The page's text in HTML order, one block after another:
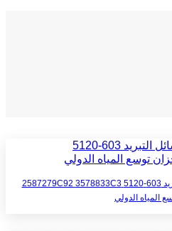
خزان توسع الشاحنة خزان سائل التبريد 603-5120 2587279C92 3578833C3
المياه الدولي